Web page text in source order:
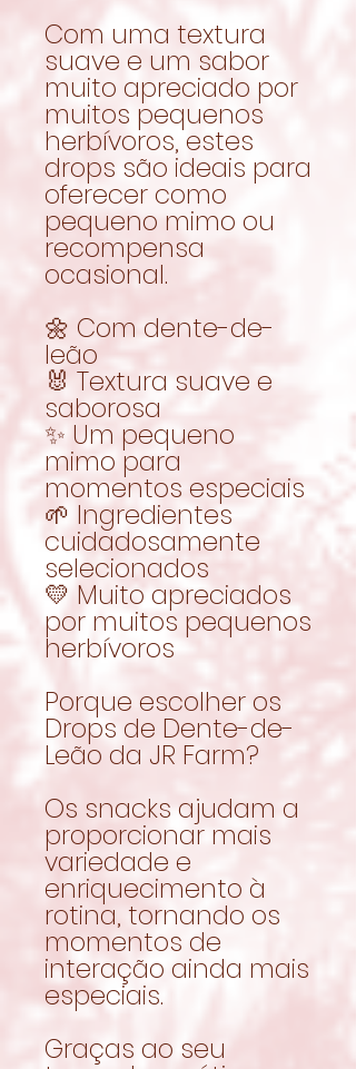
Com uma textura
suave e um sabor
muito apreciado por
muitos pequenos
herbívoros, estes
drops são ideais para
oferecer como
pequeno mimo ou
recompensa
ocasional.
🌼 Com dente-de-
leão
🐰 Textura suave e
saborosa
✨ Um pequeno
mimo para
momentos especiais
🌱 Ingredientes
cuidadosamente
selecionados
💛 Muito apreciados
por muitos pequenos
herbívoros
Porque escolher os
Drops de Dente-de-
Leão da JR Farm?
Os snacks ajudam a
proporcionar mais
variedade e
enriquecimento à
rotina, tornando os
momentos de
interação ainda mais
especiais.
Graças ao seu